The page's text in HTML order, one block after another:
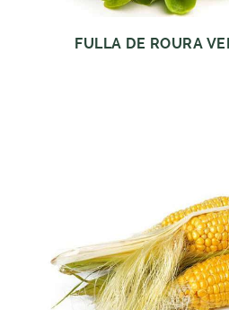
FULLA DE ROURA